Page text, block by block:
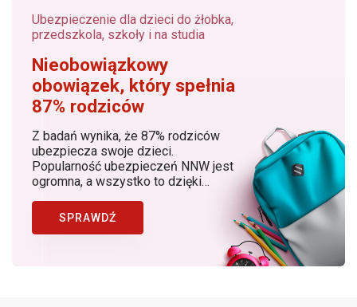
Ubezpieczenie dla dzieci do żłobka,
przedszkola, szkoły i na studia
Nieobowiązkowy
obowiązek, który spełnia
87% rodziców
Z badań wynika, że 87% rodziców
ubezpiecza swoje dzieci.
Popularność ubezpieczeń NNW jest
ogromna, a wszystko to dzięki
rodziców, dostępności produktów, w
których znaczącą rolę odgrywa
lider ubezpieczeń NNW dziecka w
SPRAWDŹ